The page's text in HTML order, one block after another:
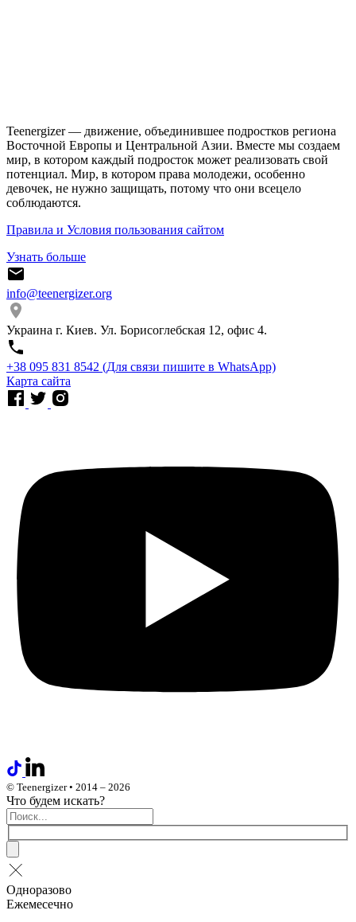
Teenergizer — движение, объединившее подростков региона
Восточной Европы и Центральной Азии. Вместе мы создаем
мир, в котором каждый подросток может реализовать свой
потенциал. Мир, в котором права молодежи, особенно
девочек, не нужно защищать, потому что они всецело
соблюдаются.
Правила и Условия пользования сайтом
Узнать больше
info@teenergizer.org
Украина г. Киев. Ул. Борисоглебская 12, офис 4.
⁨+38 095 831 8542⁩ (Для связи пишите в WhatsApp)
Карта сайта
© Teenergizer • 2014 – 2026
Что будем искать?
Одноразово
Ежемесечно